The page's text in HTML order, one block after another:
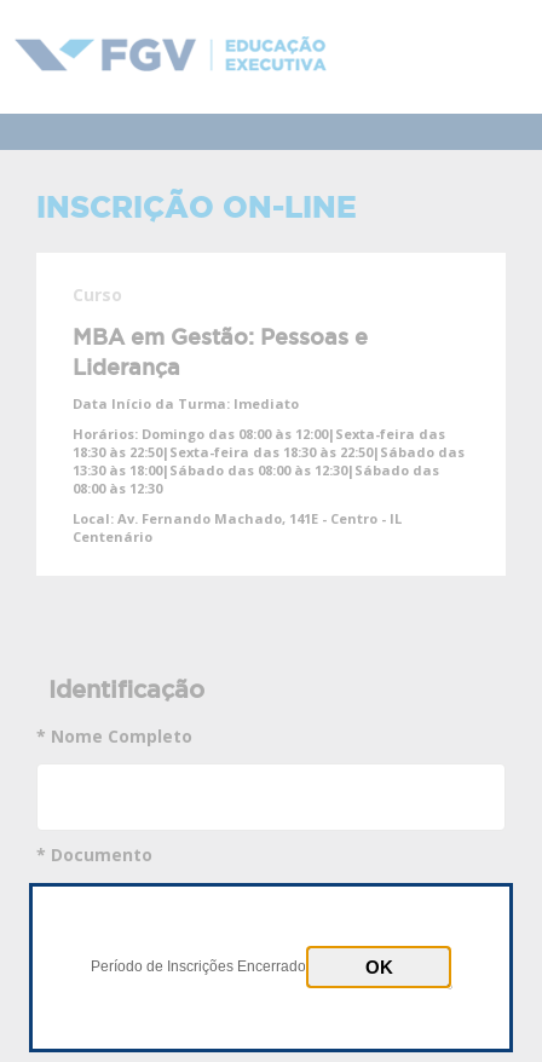
INSCRIÇÃO ON-LINE
Curso
MBA em Gestão: Pessoas e
Liderança
Data Início da Turma: Imediato
Horários: Domingo das 08:00 às 12:00|Sexta-feira das
18:30 às 22:50|Sexta-feira das 18:30 às 22:50|Sábado das
13:30 às 18:00|Sábado das 08:00 às 12:30|Sábado das
08:00 às 12:30
Local: Av. Fernando Machado, 141E - Centro - IL
Centenário
Identificação
* Nome Completo
* Documento
* Número Documento
Período de Inscrições Encerrado